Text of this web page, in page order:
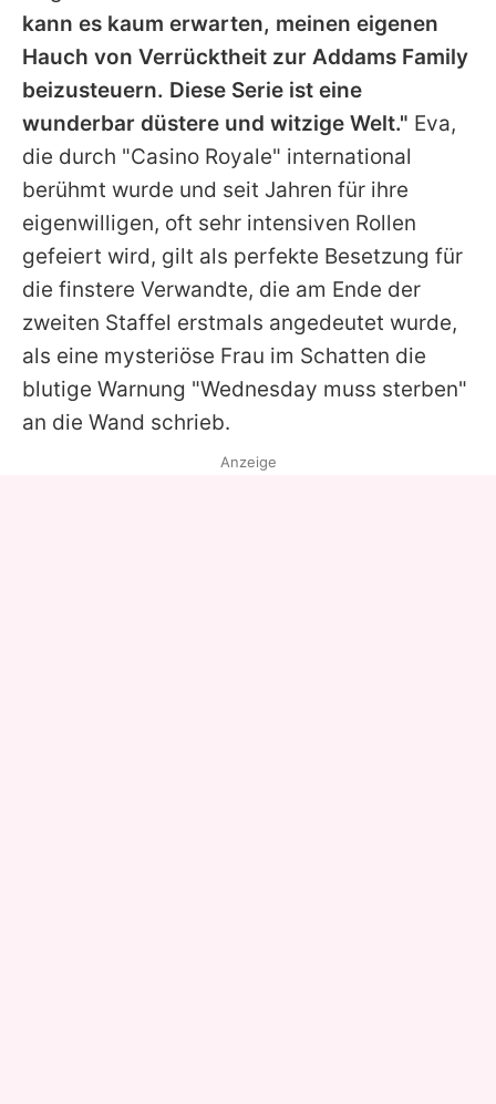
kann es kaum erwarten, meinen eigenen
Hauch von Verrücktheit zur Addams Family
beizusteuern. Diese Serie ist eine
wunderbar düstere und witzige Welt." Eva,
die durch "Casino Royale" international
berühmt wurde und seit Jahren für ihre
eigenwilligen, oft sehr intensiven Rollen
gefeiert wird, gilt als perfekte Besetzung für
die finstere Verwandte, die am Ende der
zweiten Staffel erstmals angedeutet wurde,
als eine mysteriöse Frau im Schatten die
blutige Warnung "Wednesday muss sterben"
an die Wand schrieb.
Anzeige